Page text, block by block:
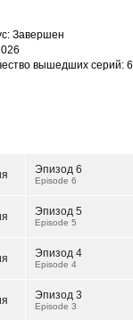
Завершен
вышедших серий: 6
Эпизод 6
Episode 6
Эпизод 5
Episode 5
Эпизод 4
Episode 4
Эпизод 3
Episode 3